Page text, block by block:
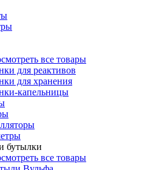
все товары
для реактивов
для хранения
капельницы
бутылки
все товары